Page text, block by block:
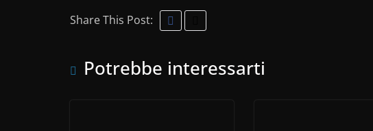
Share This Post:
Potrebbe interessarti